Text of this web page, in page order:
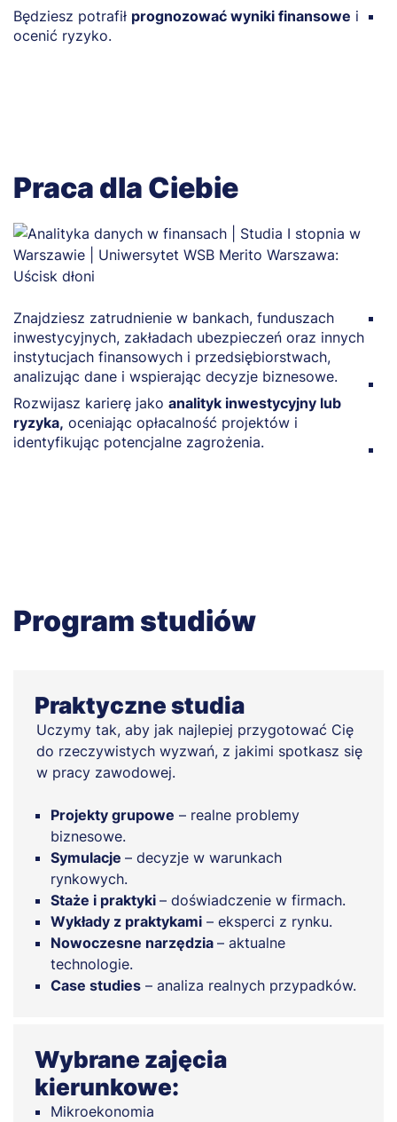
Będziesz potrafił prognozować wyniki finansowe i
ocenić ryzyko.
Praca dla Ciebie
Znajdziesz zatrudnienie w bankach, funduszach
inwestycyjnych, zakładach ubezpieczeń oraz innych
instytucjach finansowych i przedsiębiorstwach,
analizując dane i wspierając decyzje biznesowe.
Rozwijasz karierę jako analityk inwestycyjny lub
ryzyka, oceniając opłacalność projektów i
identyfikując potencjalne zagrożenia.
Program studiów
Praktyczne studia
Uczymy tak, aby jak najlepiej przygotować Cię
do rzeczywistych wyzwań, z jakimi spotkasz się
w pracy zawodowej.
Projekty grupowe – realne problemy
biznesowe.
Symulacje – decyzje w warunkach
rynkowych.
Staże i praktyki – doświadczenie w firmach.
Wykłady z praktykami – eksperci z rynku.
Nowoczesne narzędzia – aktualne
technologie.
Case studies – analiza realnych przypadków.
Wybrane zajęcia
kierunkowe:
Mikroekonomia